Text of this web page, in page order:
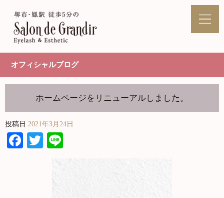
オフィシャルブログ
ホームページをリニューアルしました。
投稿日 2021年3月24日
Facebook
Twitter